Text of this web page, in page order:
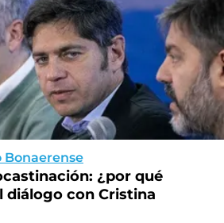
¿por qué
diálogo con Cristina